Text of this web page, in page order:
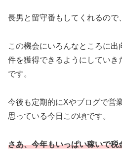
長男と留守番もしてくれるので
この機会にいろんなところに
件を獲得できるようにしていき
です。
今後も定期的にXやブログで営
思っている今日この頃です。
さあ、今年もいっぱい稼いで税